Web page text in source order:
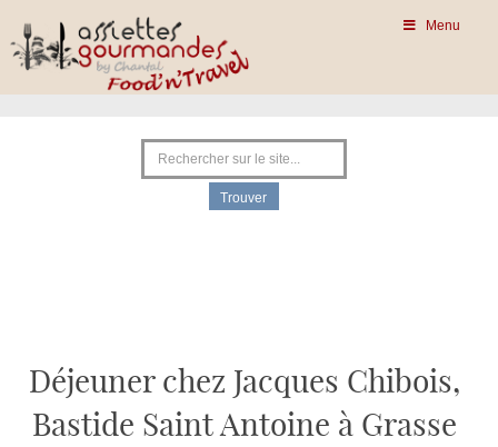
Menu
Déjeuner chez Jacques Chibois,
Bastide Saint Antoine à Grasse